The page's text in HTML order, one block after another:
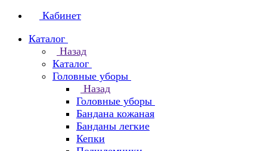
Кабинет
Каталог
Назад
Каталог
Головные уборы
Назад
Головные уборы
Бандана кожаная
Банданы легкие
Кепки